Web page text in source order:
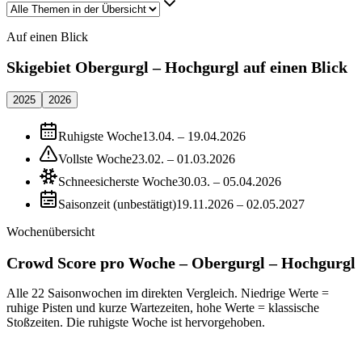
Auf einen Blick
Skigebiet Obergurgl – Hochgurgl auf einen Blick
2025 2026
Ruhigste Woche13.04. – 19.04.2026
Vollste Woche23.02. – 01.03.2026
Schneesicherste Woche30.03. – 05.04.2026
Saisonzeit (unbestätigt)19.11.2026 – 02.05.2027
Wochenübersicht
Crowd Score pro Woche – Obergurgl – Hochgurgl
Alle 22 Saisonwochen im direkten Vergleich. Niedrige Werte =
ruhige Pisten und kurze Wartezeiten, hohe Werte = klassische
Stoßzeiten. Die ruhigste Woche ist hervorgehoben.